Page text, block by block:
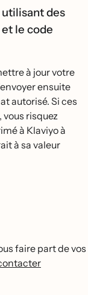
des
le code
à jour votre
ensuite
autorisé. Si ces
risquez
à Klaviyo à
à sa valeur
faire part de vos